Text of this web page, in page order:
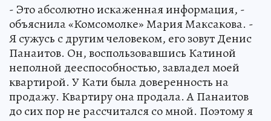
- Это абсолютно искаженная информация, -
объяснила «Комсомолке» Мария Максакова. -
Я сужусь с другим человеком, его зовут Денис
Панаитов. Он, воспользовавшись Катиной
неполной дееспособностью, завладел моей
квартирой. У Кати была доверенность на
продажу. Квартиру она продала. А Панаитов
до сих пор не рассчитался со мной. Поэтому я